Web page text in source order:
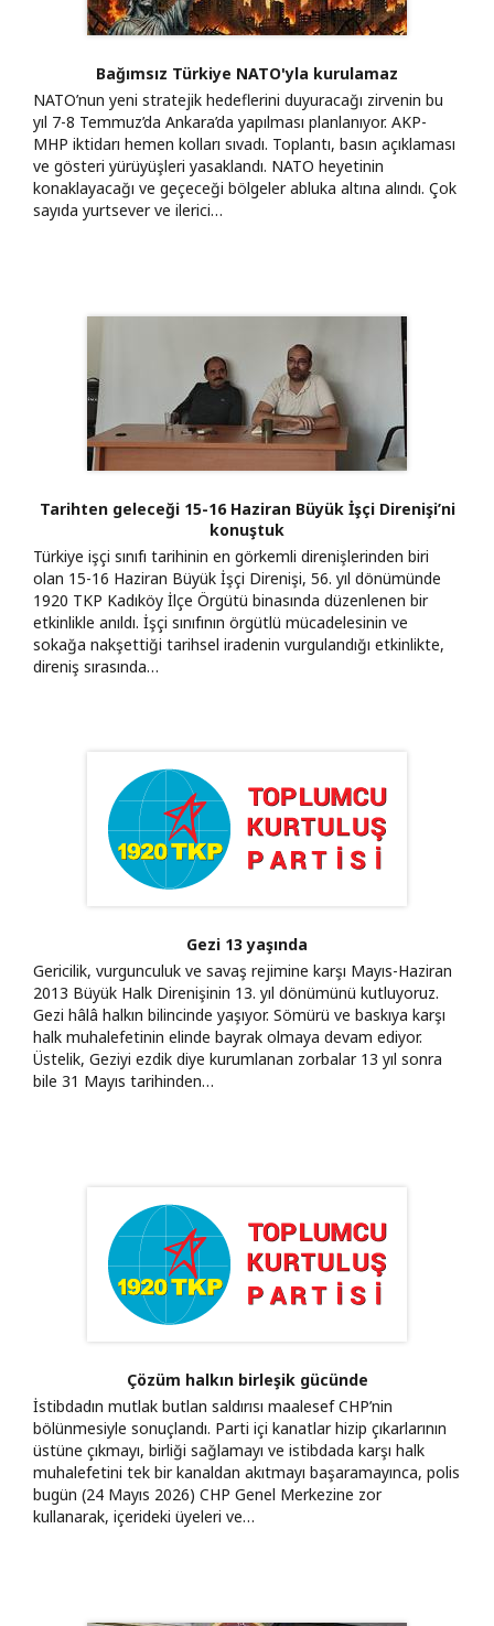
Bağımsız Türkiye NATO'yla kurulamaz
NATO’nun yeni stratejik hedeflerini duyuracağı zirvenin bu
yıl 7-8 Temmuz’da Ankara’da yapılması planlanıyor. AKP-
MHP iktidarı hemen kolları sıvadı. Toplantı, basın açıklaması
ve gösteri yürüyüşleri yasaklandı. NATO heyetinin
konaklayacağı ve geçeceği bölgeler abluka altına alındı. Çok
sayıda yurtsever ve ilerici…
Tarihten geleceği 15-16 Haziran Büyük İşçi Direnişi’ni
konuştuk
Türkiye işçi sınıfı tarihinin en görkemli direnişlerinden biri
olan 15-16 Haziran Büyük İşçi Direnişi, 56. yıl dönümünde
1920 TKP Kadıköy İlçe Örgütü binasında düzenlenen bir
etkinlikle anıldı. İşçi sınıfının örgütlü mücadelesinin ve
sokağa nakşettiği tarihsel iradenin vurgulandığı etkinlikte,
direniş sırasında…
Gezi 13 yaşında
Gericilik, vurgunculuk ve savaş rejimine karşı Mayıs-Haziran
2013 Büyük Halk Direnişinin 13. yıl dönümünü kutluyoruz.
Gezi hâlâ halkın bilincinde yaşıyor. Sömürü ve baskıya karşı
halk muhalefetinin elinde bayrak olmaya devam ediyor.
Üstelik, Geziyi ezdik diye kurumlanan zorbalar 13 yıl sonra
bile 31 Mayıs tarihinden…
Çözüm halkın birleşik gücünde
İstibdadın mutlak butlan saldırısı maalesef CHP’nin
bölünmesiyle sonuçlandı. Parti içi kanatlar hizip çıkarlarının
üstüne çıkmayı, birliği sağlamayı ve istibdada karşı halk
muhalefetini tek bir kanaldan akıtmayı başaramayınca, polis
bugün (24 Mayıs 2026) CHP Genel Merkezine zor
kullanarak, içerideki üyeleri ve…